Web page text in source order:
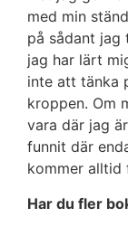
med min
på sådant jag
jag har lärt
inte att tänka
kroppen. Om
vara där jag
funnit där
kommer alltid
Har du fler